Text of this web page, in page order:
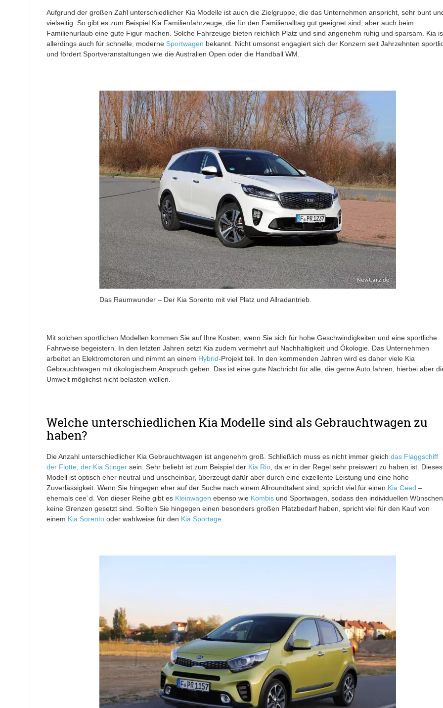
Aufgrund der großen Zahl unterschiedlicher Kia Modelle ist auch die Zielgruppe, die das Unternehmen anspricht, sehr bunt
vielseitig. So gibt es zum Beispiel Kia Familienfahrzeuge, die für den Familienalltag gut geeignet sind, aber auch beim
Familienurlaub eine gute Figur machen. Solche Fahrzeuge bieten reichlich Platz und sind angenehm ruhig und sparsam. Kia
allerdings auch für schnelle, moderne Sportwagen bekannt. Nicht umsonst engagiert sich der Konzern seit Jahrzehnten
und fördert Sportveranstaltungen wie die Australien Open oder die Handball WM.
Das Raumwunder – Der Kia Sorento mit viel Platz und Allradantrieb.
Mit solchen sportlichen Modellen kommen Sie auf Ihre Kosten, wenn Sie sich für hohe Geschwindigkeiten und eine sportliche
Fahrweise begeistern. In den letzten Jahren setzt Kia zudem vermehrt auf Nachhaltigkeit und Ökologie. Das Unternehmen
arbeitet an Elektromotoren und nimmt an einem Hybrid-Projekt teil. In den kommenden Jahren wird es daher viele Kia
Gebrauchtwagen mit ökologischem Anspruch geben. Das ist eine gute Nachricht für alle, die gerne Auto fahren, hierbei aber
Umwelt möglichst nicht belasten wollen.
Welche unterschiedlichen Kia Modelle sind als Gebrauchtwagen zu
haben?
Die Anzahl unterschiedlicher Kia Gebrauchtwagen ist angenehm groß. Schließlich muss es nicht immer gleich das Flaggschiff
der Flotte, der Kia Stingersein. Sehr beliebt ist zum Beispiel der Kia Rio, da er in der Regel sehr preiswert zu haben ist. Dieses
Modell ist optisch eher neutral und unscheinbar, überzeugt dafür aber durch eine exzellente Leistung und eine hohe
Zuverlässigkeit. Wenn Sie hingegen eher auf der Suche nach einem Allroundtalent sind, spricht viel für einen Kia Ceed –
ehemals cee´d. Von dieser Reihe gibt es Kleinwagen ebenso wie Kombisund Sportwagen, sodass den individuellen Wünschen
keine Grenzen gesetzt sind. Sollten Sie hingegen einen besonders großen Platzbedarf haben, spricht viel für den Kauf von
einem Kia Sorentooder wahlweise für den Kia Sportage